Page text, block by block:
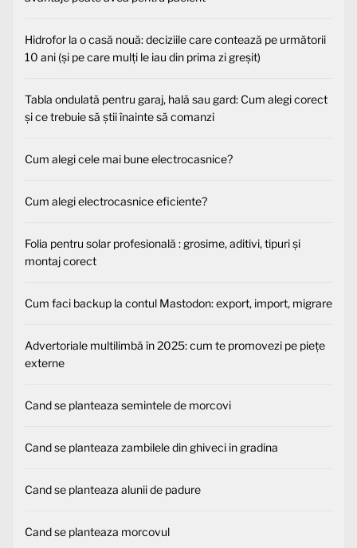
Hidrofor la o casă nouă: deciziile care contează pe următorii
10 ani (și pe care mulți le iau din prima zi greșit)
Tabla ondulată pentru garaj, hală sau gard: Cum alegi corect
și ce trebuie să știi înainte să comanzi
Cum alegi cele mai bune electrocasnice?
Cum alegi electrocasnice eficiente?
Folia pentru solar profesională : grosime, aditivi, tipuri și
montaj corect
Cum faci backup la contul Mastodon: export, import, migrare
Advertoriale multilimbă în 2025: cum te promovezi pe piețe
externe
Cand se planteaza semintele de morcovi
Cand se planteaza zambilele din ghiveci in gradina
Cand se planteaza alunii de padure
Cand se planteaza morcovul